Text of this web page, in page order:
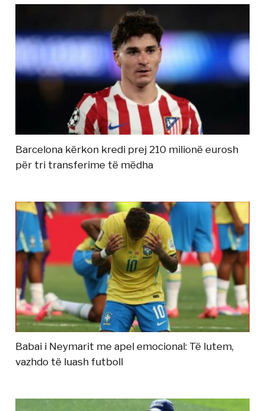
Barcelona kërkon kredi prej 210 milionë eurosh
për tri transferime të mëdha
Babai i Neymarit me apel emocional: Të lutem,
vazhdo të luash futboll